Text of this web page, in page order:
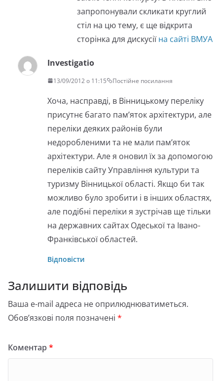
запропонували скликати круглий
стіл на цю тему, є ще відкрита
сторінка для дискусії на сайті ВМУА
Investigatio
13/09/2012 о 11:15 Постійне посилання
Хоча, насправді, в Вінницькому переліку
присутнє багато пам’яток архітектури, але
переліки деяких районів були
недоробленими та не мали пам’яток
архітектури. Але я оновил їх за допомогою
переліків сайту Управління культури та
туризму Вінницької області. Якщо би так
можливо було зробити і в інших областях,
але подібні переліки я зустрічав ще тільки
на державних сайтах Одеської та Івано-
Франківської областей.
Відповісти
Залишити відповідь
Ваша e-mail адреса не оприлюднюватиметься.
Обов’язкові поля позначені *
Коментар*